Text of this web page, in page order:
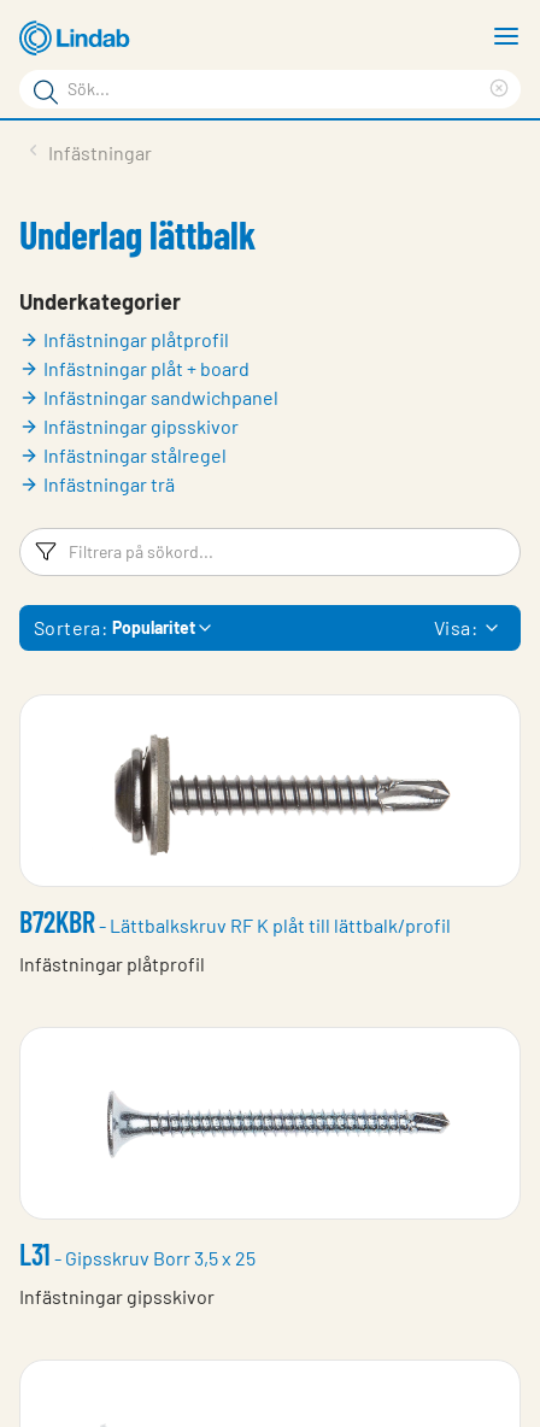
Hoppa
till
huvudinnehållet
Sökord
Sök
på
Service & Support
Hållbarhet
Om Lindab
Kontakt
Logga in
Choose languge
Infästningar
Underlag lättbalk
Underkategorier
Infästningar plåtprofil
Infästningar plåt + board
Infästningar sandwichpanel
Infästningar gipsskivor
Infästningar stålregel
Infästningar trä
Filtreringsord
Sortera: Popularitet Visa:
B72KBR- Lättbalkskruv RF K plåt till lättbalk/profil
Infästningar plåtprofil
L31 - Gipsskruv Borr 3,5 x 25
Infästningar gipsskivor